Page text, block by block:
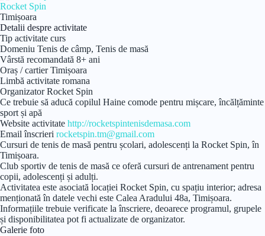
Rocket Spin
Timișoara
Detalii despre activitate
Tip activitate curs
Domeniu Tenis de câmp, Tenis de masă
Vârstă recomandată 8+ ani
Oraș / cartier Timișoara
Limbă activitate romana
Organizator Rocket Spin
Ce trebuie să aducă copilul Haine comode pentru mișcare, încălțăminte
sport și apă
Website activitate http://rocketspintenisdemasa.com
Email înscrieri rocketspin.tm@gmail.com
Cursuri de tenis de masă pentru școlari, adolescenți la Rocket Spin, în
Timișoara.
Club sportiv de tenis de masă ce oferă cursuri de antrenament pentru
copii, adolescenți și adulți.
Activitatea este asociată locației Rocket Spin, cu spațiu interior; adresa
menționată în datele vechi este Calea Aradului 48a, Timișoara.
Informațiile trebuie verificate la înscriere, deoarece programul, grupele
și disponibilitatea pot fi actualizate de organizator.
Galerie foto